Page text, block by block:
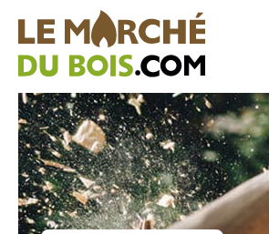
CHAUFFAGE AU BOIS
FAQ
CALCULER SA CONSOMMATION